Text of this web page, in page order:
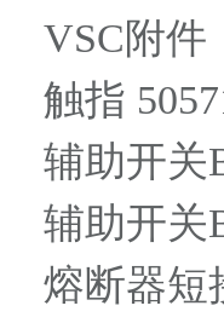
VSC附件
触指
辅助开关
辅助开关
熔断器短